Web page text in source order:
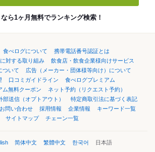
ら1ヶ月無料でランキング検索！
食べログについて
携帯電話番号認証とは
対する取り組み
飲食店・飲食企業様向けサービス
ついて
広告（メーカー・団体様等向け）について
口コミガイドライン
食べログプレミアム
ム無料クーポン
ネット予約（リクエスト予約）
部送信（オプトアウト）
特定商取引法に基づく表記
問い合わせ 採用情報 企業情報
キーワード一覧
サイトマップ
チェーン一覧
简体中文 繁體中文 한국어 日本語